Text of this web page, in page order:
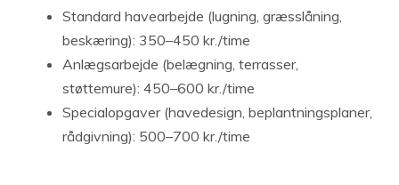
Standard havearbejde (lugning, græsslåning,
beskæring): 350–450 kr./time
Anlægsarbejde (belægning, terrasser,
støttemure): 450–600 kr./time
Specialopgaver (havedesign, beplantningsplaner,
rådgivning): 500–700 kr./time